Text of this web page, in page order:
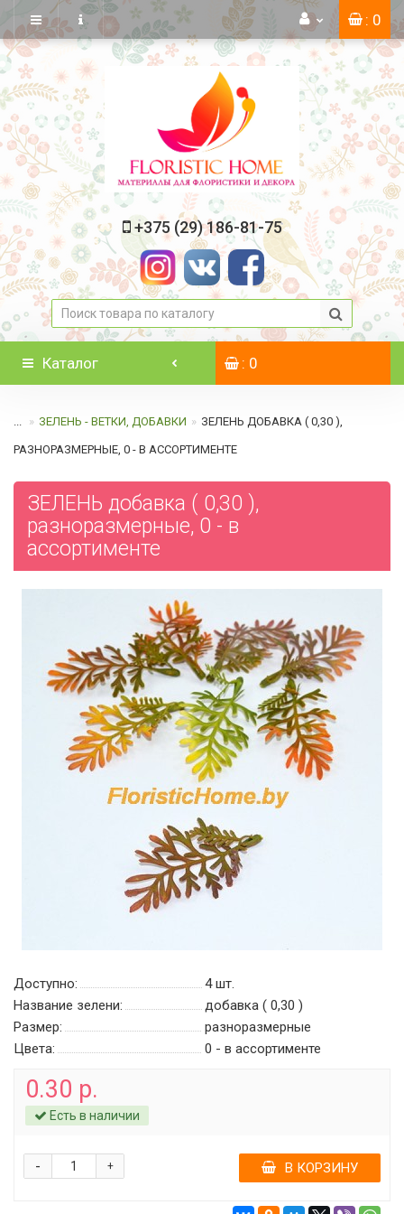
: 0
+375 (29) 186-81-75
Каталог : 0
... ЗЕЛЕНЬ - ВЕТКИ, ДОБАВКИ ЗЕЛЕНЬ ДОБАВКА ( 0,30 ),
РАЗНОРАЗМЕРНЫЕ, 0 - В АССОРТИМЕНТЕ
ЗЕЛЕНЬ добавка ( 0,30 ),
разноразмерные, 0 - в
ассортименте
Доступно: 4шт.
Название зелени:
добавка ( 0,30 )
Размер:
разноразмерные
Цвета:
0 - в ассортименте
0.30 р.
Есть в наличии
+
- В КОРЗИНУ